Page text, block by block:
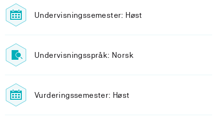
Undervisningssemester: Høst
Undervisningsspråk: Norsk
Vurderingssemester: Høst